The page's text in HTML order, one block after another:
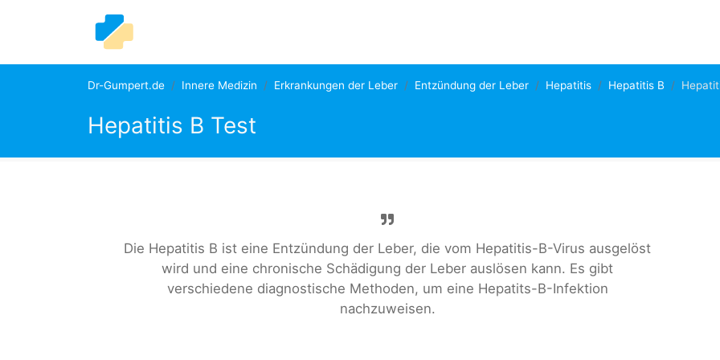
Dr-Gumpert.de Innere Medizin Erkrankungen der Leber Entzündung der Leber Hepatitis Hepatitis B
Hepatitis B Test
Die Hepatitis B ist eine Entzündung der Leber, die vom Hepatitis-B-Virus ausgelöst
wird und eine chronische Schädigung der Leber auslösen kann. Es gibt
verschiedene diagnostische Methoden, um eine Hepatits-B-Infektion
nachzuweisen.